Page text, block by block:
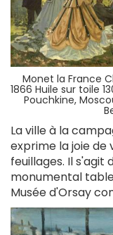
Monet la France
1866 Huile sur toile
Pouchkine,
La ville à la
exprime la joie de
feuillages. Il s'agit
monumental
Musée d'Orsay